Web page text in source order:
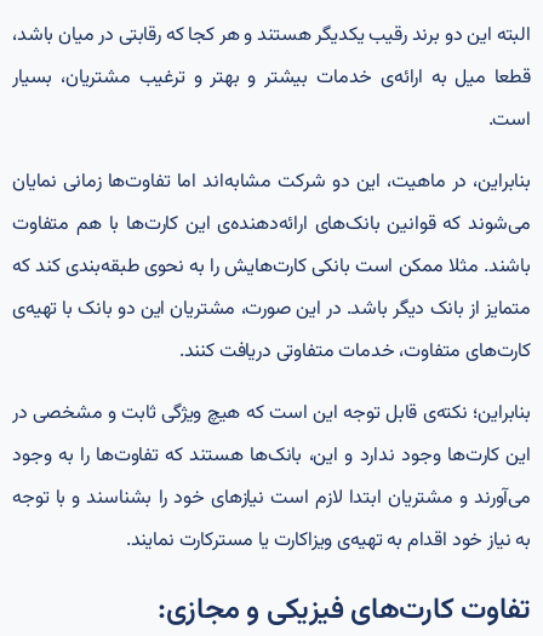
البته این دو برند رقیب یکدیگر هستند و هر کجا که رقابتی در میان باشد،
قطعا میل به ارائه‌ی خدمات بیشتر و بهتر و ترغیب مشتریان، بسیار
است.
بنابراین، در ماهیت، این دو شرکت مشابه‌اند اما تفاوت‌ها زمانی نمایان
می‌شوند که قوانین بانک‌های ارائه‌دهنده‌ی این کارت‌ها با هم متفاوت
باشند. مثلا ممکن است بانکی کارت‌هایش را به نحوی طبقه‌بندی کند که
متمایز از بانک دیگر باشد. در این صورت، مشتریان این دو بانک با تهیه‌ی
کارت‌های متفاوت، خدمات متفاوتی دریافت کنند.
بنابراین؛ نکته‌ی قابل توجه این است که هیچ ویژگی ثابت و مشخصی در
این کارت‌ها وجود ندارد و این، بانک‌ها هستند که تفاوت‌ها را به وجود
می‌آورند و مشتریان ابتدا لازم است نیازهای خود را بشناسند و با توجه
به نیاز خود اقدام به تهیه‌ی ویزاکارت یا مسترکارت نمایند.
تفاوت کارت‌های فیزیکی و مجازی: